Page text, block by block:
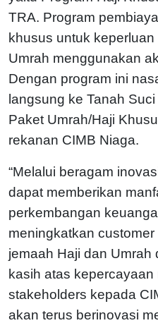
TRA. Program
khusus untuk
Umrah menggunakan
Dengan program ini
langsung ke Tanah
Paket Umrah/Haji
rekanan CIMB Niaga.
“Melalui beragam
dapat memberikan
perkembangan
meningkatkan
jemaah Haji dan Umrah
kasih atas
stakeholders kepada
akan terus berinovasi